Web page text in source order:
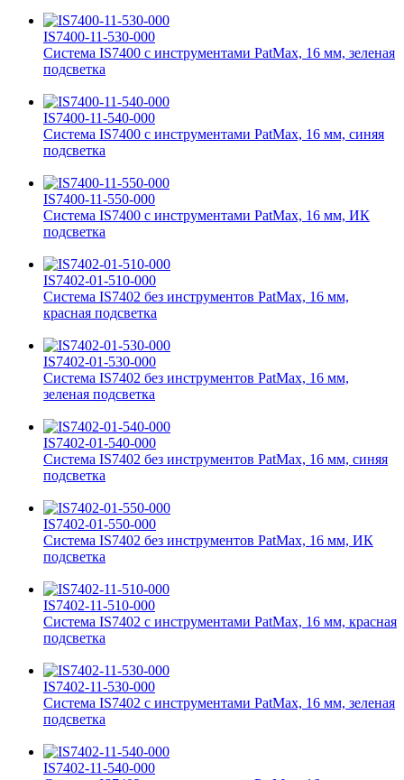
IS7400-11-530-000
Система IS7400 с инструментами PatMax, 16 мм, зеленая
подсветка
IS7400-11-540-000
Система IS7400 с инструментами PatMax, 16 мм, синяя
подсветка
IS7400-11-550-000
Система IS7400 с инструментами PatMax, 16 мм, ИК
подсветка
IS7402-01-510-000
Система IS7402 без инструментов PatMax, 16 мм,
красная подсветка
IS7402-01-530-000
Система IS7402 без инструментов PatMax, 16 мм,
зеленая подсветка
IS7402-01-540-000
Система IS7402 без инструментов PatMax, 16 мм, синяя
подсветка
IS7402-01-550-000
Система IS7402 без инструментов PatMax, 16 мм, ИК
подсветка
IS7402-11-510-000
Система IS7402 с инструментами PatMax, 16 мм, красная
подсветка
IS7402-11-530-000
Система IS7402 с инструментами PatMax, 16 мм, зеленая
подсветка
IS7402-11-540-000